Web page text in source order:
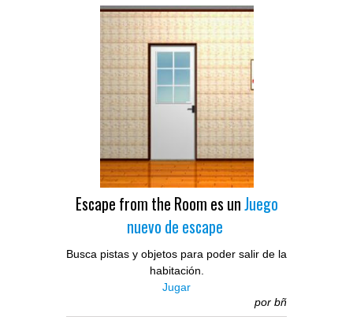
Escape from the Room es unJuego
nuevo de escape
Busca pistas y objetos para poder salir de la
habitación.
Jugar
por bñ